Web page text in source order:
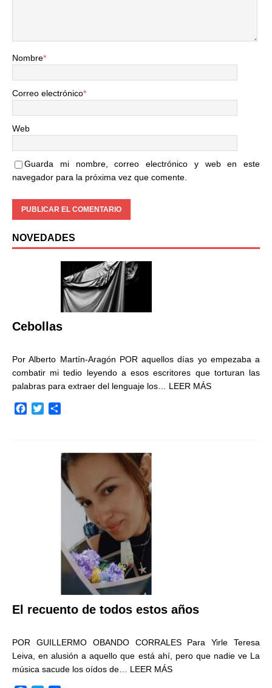
Nombre*
Correo electrónico*
Web
Guarda mi nombre, correo electrónico y web en este
navegador para la próxima vez que comente.
NOVEDADES
Cebollas
Por Alberto Martín-Aragón POR aquellos días yo empezaba a
combatir mi tedio leyendo a esos escritores que torturan las
palabras para extraer del lenguaje los… LEER MÁS
a
t
El recuento de todos estos años
POR GUILLERMO OBANDO CORRALES Para Yirle Teresa
Leiva, en alusión a aquello que está ahí, pero que nadie ve La
música sacude los oídos de… LEER MÁS